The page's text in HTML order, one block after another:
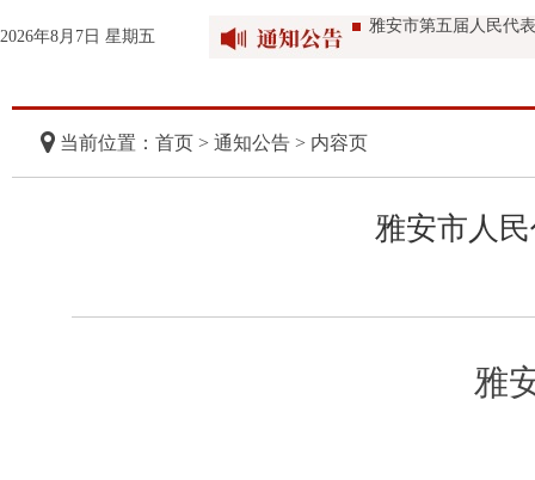
2026年8月7日 星期五
当前位置：首页 > 通知公告 > 内容页
雅安市人
雅